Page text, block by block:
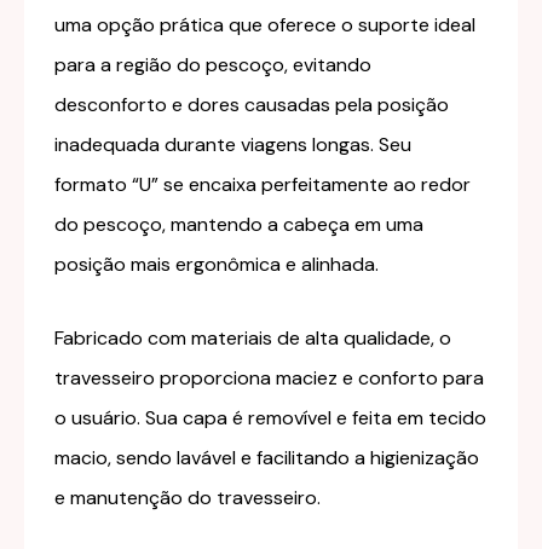
uma opção prática que oferece o suporte ideal
para a região do pescoço, evitando
desconforto e dores causadas pela posição
inadequada durante viagens longas. Seu
formato “U” se encaixa perfeitamente ao redor
do pescoço, mantendo a cabeça em uma
posição mais ergonômica e alinhada.
Fabricado com materiais de alta qualidade, o
travesseiro proporciona maciez e conforto para
o usuário. Sua capa é removível e feita em tecido
macio, sendo lavável e facilitando a higienização
e manutenção do travesseiro.